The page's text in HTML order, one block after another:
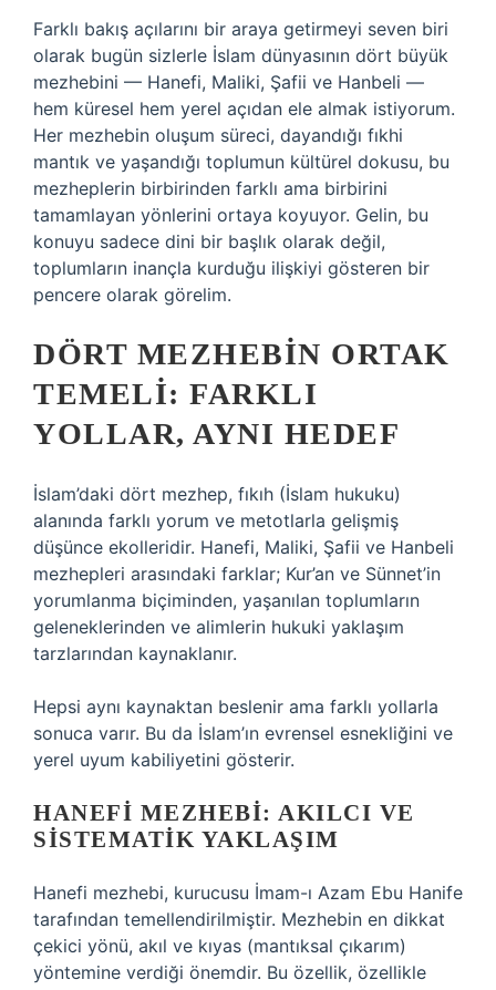
Farklı bakış açılarını bir araya getirmeyi seven biri
olarak bugün sizlerle İslam dünyasının dört büyük
mezhebini — Hanefi, Maliki, Şafii ve Hanbeli —
hem küresel hem yerel açıdan ele almak istiyorum.
Her mezhebin oluşum süreci, dayandığı fıkhi
mantık ve yaşandığı toplumun kültürel dokusu, bu
mezheplerin birbirinden farklı ama birbirini
tamamlayan yönlerini ortaya koyuyor. Gelin, bu
konuyu sadece dini bir başlık olarak değil,
toplumların inançla kurduğu ilişkiyi gösteren bir
pencere olarak görelim.
DÖRT MEZHEBIN ORTAK
TEMELI: FARKLI
YOLLAR, AYNI HEDEF
İslam’daki dört mezhep, fıkıh (İslam hukuku)
alanında farklı yorum ve metotlarla gelişmiş
düşünce ekolleridir. Hanefi, Maliki, Şafii ve Hanbeli
mezhepleri arasındaki farklar; Kur’an ve Sünnet’in
yorumlanma biçiminden, yaşanılan toplumların
geleneklerinden ve alimlerin hukuki yaklaşım
tarzlarından kaynaklanır.
Hepsi aynı kaynaktan beslenir ama farklı yollarla
sonuca varır. Bu da İslam’ın evrensel esnekliğini ve
yerel uyum kabiliyetini gösterir.
HANEFI MEZHEBI: AKILCI VE
SISTEMATIK YAKLAŞIM
Hanefi mezhebi, kurucusu İmam-ı Azam Ebu Hanife
tarafından temellendirilmiştir. Mezhebin en dikkat
çekici yönü, akıl ve kıyas (mantıksal çıkarım)
yöntemine verdiği önemdir. Bu özellik, özellikle